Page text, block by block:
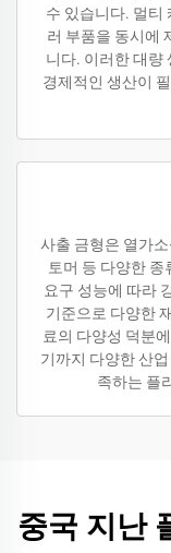
수 있습니다. 멀티
러 부품을 동시에
니다. 이러한 대량
경제적인 생산이
사출 금형은 열가
토머 등 다양한
요구 성능에 따라
기준으로 다양한
료의 다양성 덕분
기까지 다양한 산
족하는 플
중국 지난